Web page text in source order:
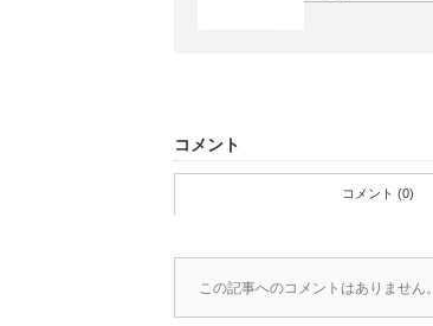
コメント
コメント (0)
この記事へのコメントはありません。